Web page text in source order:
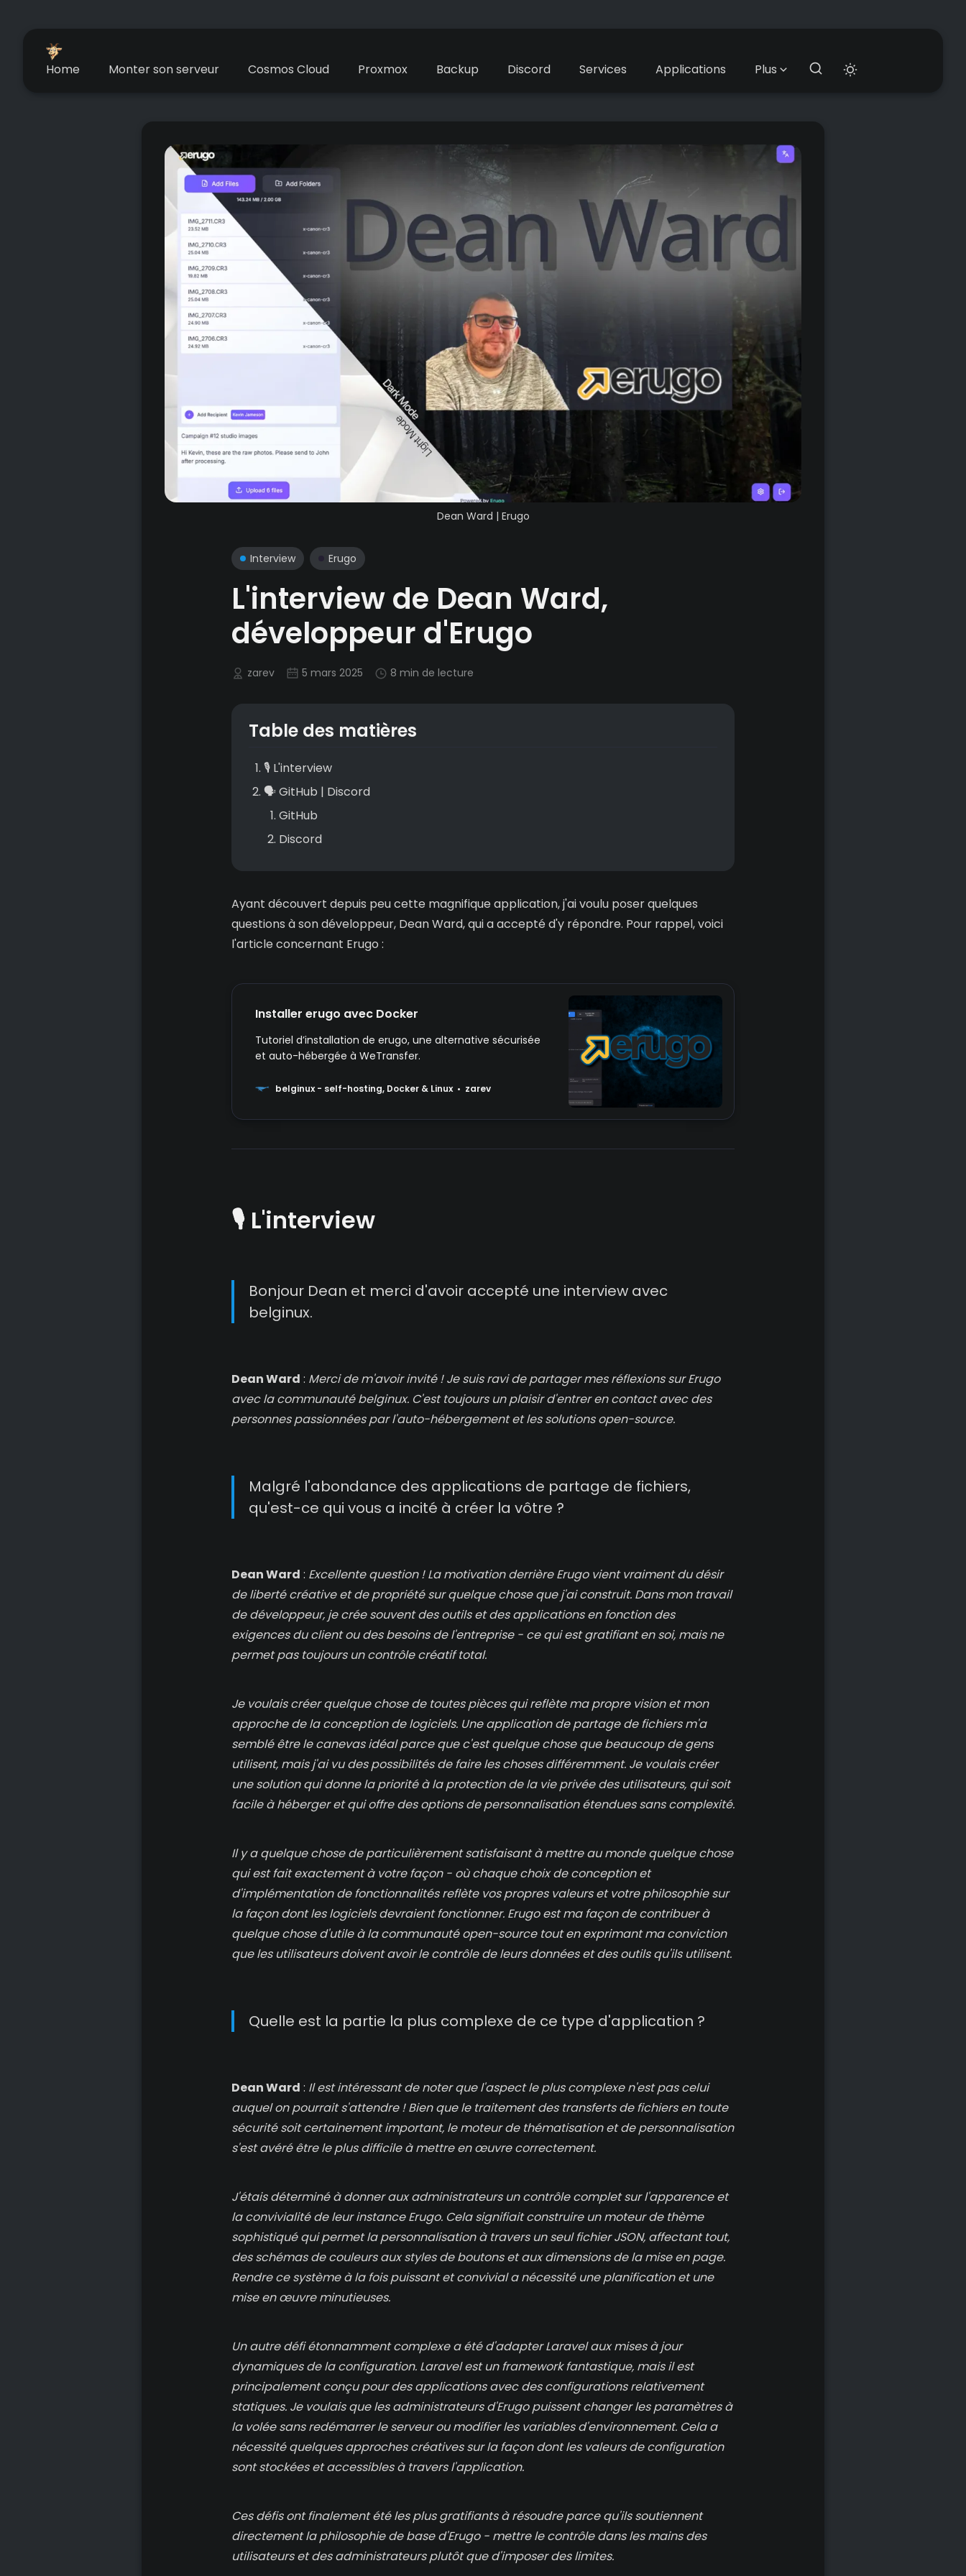
Home Monter son serveur Cosmos Cloud Proxmox Backup Discord Services Applications Plus
Dean Ward | Erugo
Interview Erugo
L'interview de Dean Ward,
développeur d'Erugo
zarev 5 mars 2025 8 min de lecture
Table des matières
🎙️ L'interview
🗣️ GitHub | Discord
GitHub
Discord
Ayant découvert depuis peu cette magnifique application, j'ai voulu poser quelques
questions à son développeur, Dean Ward, qui a accepté d'y répondre. Pour rappel, voici
l'article concernant Erugo :
Installer erugo avec Docker
Tutoriel d’installation de erugo, une alternative sécurisée
et auto-hébergée à WeTransfer.
belginux - self-hosting, Docker & Linux zarev
🎙️ L'interview
Bonjour Dean et merci d'avoir accepté une interview avec
belginux.
Dean Ward : Merci de m'avoir invité ! Je suis ravi de partager mes réflexions sur Erugo
avec la communauté belginux. C'est toujours un plaisir d'entrer en contact avec des
personnes passionnées par l'auto-hébergement et les solutions open-source.
Malgré l'abondance des applications de partage de fichiers,
qu'est-ce qui vous a incité à créer la vôtre ?
Dean Ward : Excellente question ! La motivation derrière Erugo vient vraiment du désir
de liberté créative et de propriété sur quelque chose que j'ai construit. Dans mon travail
de développeur, je crée souvent des outils et des applications en fonction des
exigences du client ou des besoins de l'entreprise - ce qui est gratifiant en soi, mais ne
permet pas toujours un contrôle créatif total.
Je voulais créer quelque chose de toutes pièces qui reflète ma propre vision et mon
approche de la conception de logiciels. Une application de partage de fichiers m'a
semblé être le canevas idéal parce que c'est quelque chose que beaucoup de gens
utilisent, mais j'ai vu des possibilités de faire les choses différemment. Je voulais créer
une solution qui donne la priorité à la protection de la vie privée des utilisateurs, qui soit
facile à héberger et qui offre des options de personnalisation étendues sans complexité.
Il y a quelque chose de particulièrement satisfaisant à mettre au monde quelque chose
qui est fait exactement à votre façon - où chaque choix de conception et
d'implémentation de fonctionnalités reflète vos propres valeurs et votre philosophie sur
la façon dont les logiciels devraient fonctionner. Erugo est ma façon de contribuer à
quelque chose d'utile à la communauté open-source tout en exprimant ma conviction
que les utilisateurs doivent avoir le contrôle de leurs données et des outils qu'ils utilisent.
Quelle est la partie la plus complexe de ce type d'application ?
Dean Ward : Il est intéressant de noter que l'aspect le plus complexe n'est pas celui
auquel on pourrait s'attendre ! Bien que le traitement des transferts de fichiers en toute
sécurité soit certainement important, le moteur de thématisation et de personnalisation
s'est avéré être le plus difficile à mettre en œuvre correctement.
J'étais déterminé à donner aux administrateurs un contrôle complet sur l'apparence et
la convivialité de leur instance Erugo. Cela signifiait construire un moteur de thème
sophistiqué qui permet la personnalisation à travers un seul fichier JSON, affectant tout,
des schémas de couleurs aux styles de boutons et aux dimensions de la mise en page.
Rendre ce système à la fois puissant et convivial a nécessité une planification et une
mise en œuvre minutieuses.
Un autre défi étonnamment complexe a été d'adapter Laravel aux mises à jour
dynamiques de la configuration. Laravel est un framework fantastique, mais il est
principalement conçu pour des applications avec des configurations relativement
statiques. Je voulais que les administrateurs d'Erugo puissent changer les paramètres à
la volée sans redémarrer le serveur ou modifier les variables d'environnement. Cela a
nécessité quelques approches créatives sur la façon dont les valeurs de configuration
sont stockées et accessibles à travers l'application.
Ces défis ont finalement été les plus gratifiants à résoudre parce qu'ils soutiennent
directement la philosophie de base d'Erugo - mettre le contrôle dans les mains des
utilisateurs et des administrateurs plutôt que d'imposer des limites.